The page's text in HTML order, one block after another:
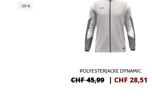
-38%
POLYESTERJACKE DYNAMIC
CHF 45,99 | CHF 28,51